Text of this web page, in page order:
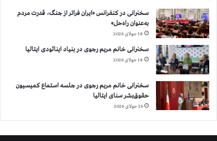
سخنرانی در کنفرانس «ایران فراتر از جنگ، قدرت مردم
به‌عنوان راه‌حل»
18 جولای 2026
سخنرانی خانم مریم رجوی در بنیاد اینائودی ایتالیا
18 جولای 2026
سخنرانی خانم مریم رجوی در جلسه استماع کمیسیون
حقوق‌بشر سنای ایتالیا
16 جولای 2026